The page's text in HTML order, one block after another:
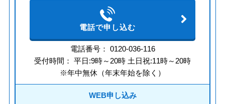
電話で申し込む
電話番号： 0120-036-116
受付時間： 平日:9時～20時 土日祝:11時～20時
※年中無休（年末年始を除く）
WEB申し込み